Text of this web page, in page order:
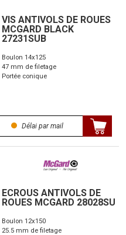
VIS ANTIVOLS DE ROUES
MCGARD BLACK
27231SUB
Boulon 14x125
47 mm de filetage
Portée conique
Délai par mail
ECROUS ANTIVOLS DE
ROUES MCGARD 28028SU
Boulon 12x150
25.5 mm de filetage